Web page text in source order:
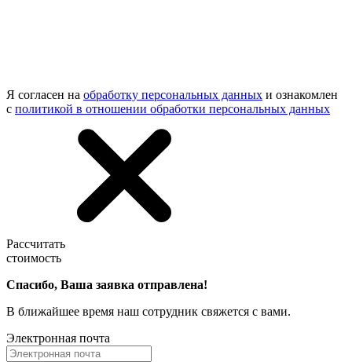
Я согласен на обработку персональных данных и ознакомлен
с политикой в отношении обработки персональных данных
Рассчитать
стоимость
Спасибо, Ваша заявка отправлена!
В ближайшее время наш сотрудник свяжется с вами.
Электронная почта